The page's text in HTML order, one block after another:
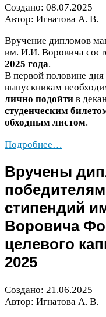
Создано: 08.07.2025
Автор: Игнатова А. В.
Вручение дипломов
им. И.И. Воровича
2025 года.
В первой половине дня
выпускникам
лично подойти в
студенческим
обходным листом.
Подробнее…
Вручены
стипендий
Воровича
целевого
2025
Создано: 21 .06.2025
Автор: Игнатова А. В.